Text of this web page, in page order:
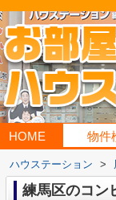
HOME 物件
ハウステーション >
練馬区のコン